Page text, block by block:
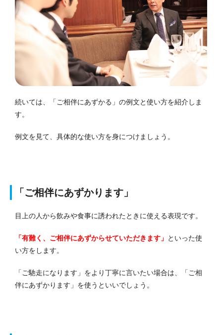
続いては、「ご相伴にあずかる」の例文と使い方を紹介しま
す。
例文を見て、具体的な使い方を身につけましょう。
「ご相伴にあずかります」
目上の人から飲みや食事に誘われたときに使える表現です。
「有難く、ご相伴にあずからせていただきます」 といった使
い方をします。
「ご馳走になります」をより丁寧に言いたい場合は、「ご相
伴にあずかります」を使うといいでしょう。